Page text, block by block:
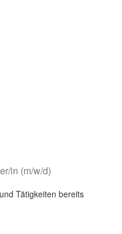
in (m/w/d)
Tätigkeiten bereits